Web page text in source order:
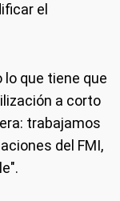
el
lo que tiene que
a corto
trabajamos
del FMI,